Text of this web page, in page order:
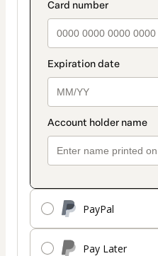
PayPal
Pay Later